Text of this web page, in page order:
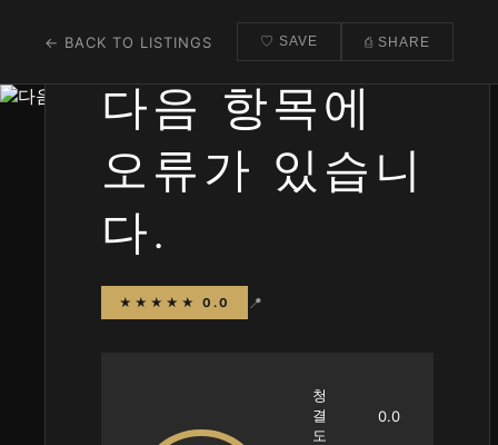
← BACK TO LISTINGS ♡ SAVE ⎙ SHARE
다음 항목에
오류가 있습니
다.
★★★★★ 0.0 📍
청
결
도
0.0